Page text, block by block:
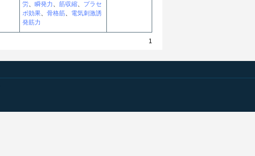
労、 瞬発力、 筋収縮、 プラセ
ボ効果、 骨格筋、 電気刺激誘
発筋力
1